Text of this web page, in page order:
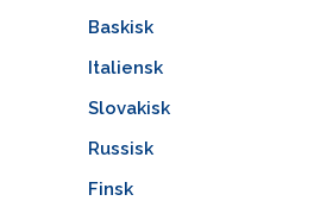
Baskisk
Italiensk
Slovakisk
Russisk
Finsk